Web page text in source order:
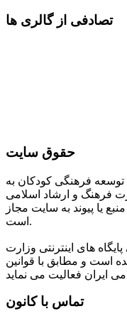
تصادفی از گالری ها
حقوق سایت
فرهنگی کودکان به
از وزارت فرهنگ و ارشاد اسلامی
یا پیوند به سایت مجاز
است.
های اینترنتی وزارت
است و مطابق با قوانین
تماس با کانون